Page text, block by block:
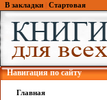
В закладки Стартовая
Навигация по сайту
Главная